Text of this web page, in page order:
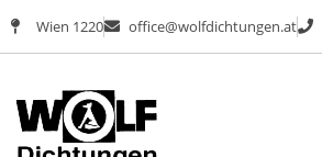
Wien 1220 office@wolfdichtungen.at